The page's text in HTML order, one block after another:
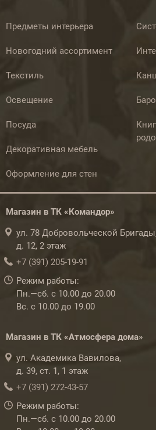
Предметы интерьера
Новогодний ассортимент
Текстиль
Освещение
Посуда
Декоративная мебель
Оформление для стен
Магазин в ТК «Командор»
ул. 78 Добровольческой
д. 12, 2 этаж
+7 (391) 205-19-91
Режим работы:
Пн.—сб. с 10.00 до 20.00
Вс. с 10.00 до 19.00
Магазин в ТК «Атмосфера дома»
ул. Академика Вавилова,
д. 39, ст. 1, 1 этаж
+7 (391) 272-43-57
Режим работы:
Пн.—сб. с 10.00 до 20.00